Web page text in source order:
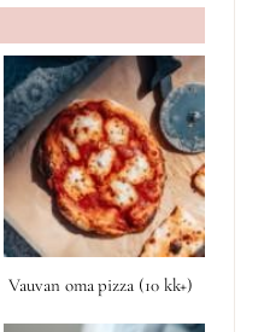
Vauvan oma pizza (10 kk+)